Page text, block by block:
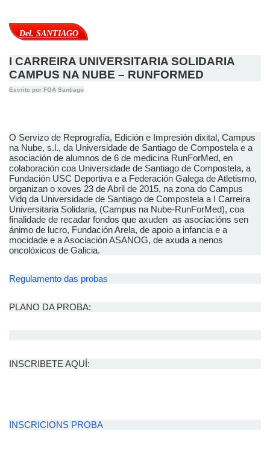
Del. SANTIAGO
I CARREIRA UNIVERSITARIA SOLIDARIA
CAMPUS NA NUBE – RUNFORMED
Escrito por FGA Santiago
O Servizo de Reprografía, Edición e Impresión dixital, Campus
na Nube, s.l., da Universidade de Santiago de Compostela e a
asociación de alumnos de 6 de medicina RunForMed, en
colaboración coa Universidade de Santiago de Compostela, a
Fundación USC Deportiva e a Federación Galega de Atletismo,
organizan o xoves 23 de Abril de 2015, na zona do Campus
Vidq da Universidade de Santiago de Compostela a I Carreira
Universitaria Solidaria, (Campus na Nube-RunForMed), coa
finalidade de recadar fondos que axuden as asociacións sen
ánimo de lucro, Fundación Arela, de apoio a infancia e a
mocidade e a Asociación ASANOG, de axuda a nenos
oncolóxicos de Galicia.
Regulamento das probas
PLANO DA PROBA:
INSCRIBETE AQUÍ:
INSCRICIONS PROBA